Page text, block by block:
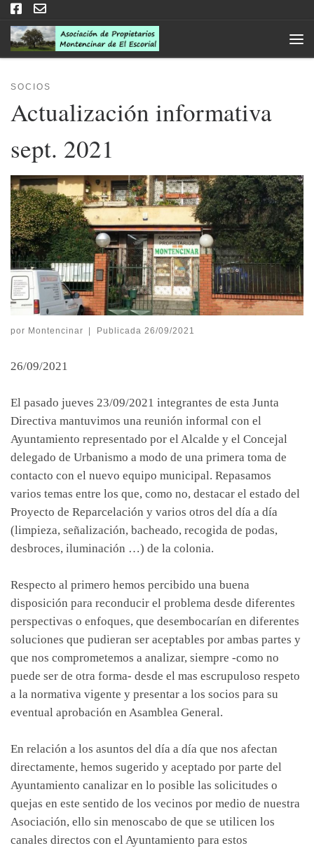
SOCIOS
Actualización informativa
sept. 2021
por Montencinar Publicada 26/09/2021
26/09/2021
El pasado jueves 23/09/2021 integrantes de esta Junta
Directiva mantuvimos una reunión informal con el
Ayuntamiento representado por el Alcalde y el Concejal
delegado de Urbanismo a modo de una primera toma de
contacto con el nuevo equipo municipal. Repasamos
varios temas entre los que, como no, destacar el estado del
Proyecto de Reparcelación y varios otros del día a día
(limpieza, señalización, bacheado, recogida de podas,
desbroces, iluminación …) de la colonia.
Respecto al primero hemos percibido una buena
disposición para reconducir el problema desde diferentes
perspectivas o enfoques, que desembocarían en diferentes
soluciones que pudieran ser aceptables por ambas partes y
que nos comprometemos a analizar, siempre -como no
puede ser de otra forma- desde el mas escrupuloso respeto
a la normativa vigente y presentar a los socios para su
eventual aprobación en Asamblea General.
En relación a los asuntos del día a día que nos afectan
directamente, hemos sugerido y aceptado por parte del
Ayuntamiento canalizar en lo posible las solicitudes o
quejas en este sentido de los vecinos por medio de nuestra
Asociación, ello sin menoscabo de que se utilicen los
canales directos con el Ayuntamiento para estos